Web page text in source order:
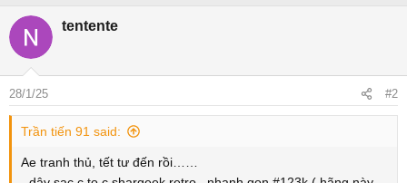
tentente
28/1/25 #2
Trần tiến 91 said:
Ae tranh thủ, tết tư đến rồi……